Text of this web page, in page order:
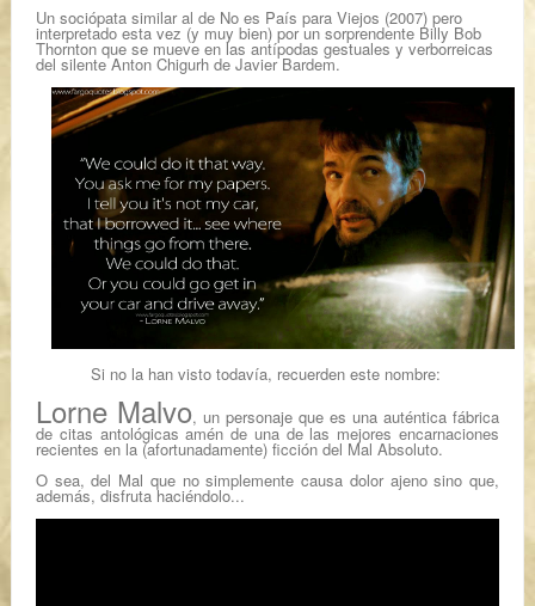
Un sociópata similar al de No es País para Viejos (2007) pero
interpretado esta vez (y muy bien) por un sorprendente Billy Bob
Thornton que se mueve en las antípodas gestuales y verborreicas
del silenteAnton Chigurh de Javier Bardem.
Si no la han visto todavía, recuerden este nombre:
Lorne Malvo, un personaje que es una auténtica fábrica
de citas antológicas amén de una de las mejores encarnaciones
recientes en la (afortunadamente) ficción del Mal Absoluto.
O sea, del Mal que no simplemente causa dolor ajeno sino que,
además, disfruta haciéndolo...